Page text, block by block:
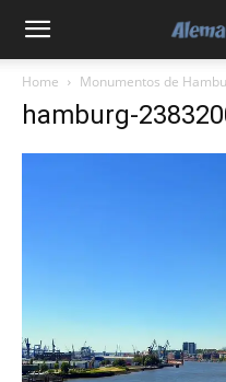
Home Monumentos de
hamburg-